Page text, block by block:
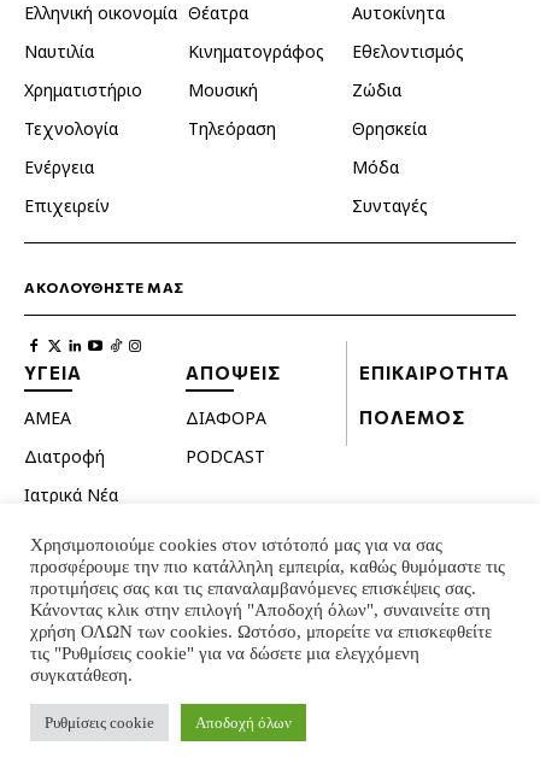
Ελληνική οικονομία
Ναυτιλία
Χρηματιστήριο
Τεχνολογία
Ενέργεια
Επιχειρείν
Θέατρα
Κινηματογράφος
Μουσική
Τηλεόραση
Αυτοκίνητα
Εθελοντισμός
Ζώδια
Θρησκεία
Μόδα
Συνταγές
ΑΚΟΛΟΥΘΗΣΤΕ ΜΑΣ
ΥΓΕΙΑ
ΑΜΕΑ
Διατροφή
Ιατρικά Νέα
Κατοικίδια
Ομορφιά
Σεξουαλική ζωή
Ψυχολογία
ΑΠΟΨΕΙΣ
ΔΙΑΦΟΡΑ
PODCAST
ΕΠΙΚΑΙΡΟΤΗΤΑ
ΠΟΛΕΜΟΣ
© INTERNATIONAL INFO 2024 - ALL RIGHTS RESERVED
Χρησιμοποιούμε cookies στον ιστότοπό μας για να σας
προσφέρουμε την πιο κατάλληλη εμπειρία, καθώς θυμόμαστε τις
προτιμήσεις σας και τις επαναλαμβανόμενες επισκέψεις σας.
Κάνοντας κλικ στην επιλογή "Αποδοχή όλων", συναινείτε στη
χρήση ΟΛΩΝ των cookies. Ωστόσο, μπορείτε να επισκεφθείτε
τις "Ρυθμίσεις cookie" για να δώσετε μια ελεγχόμενη
συγκατάθεση.
Ρυθμίσεις cookie Αποδοχή όλων